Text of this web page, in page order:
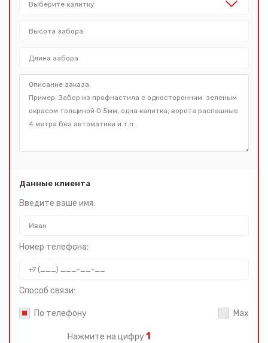
Данные клиента
Введите ваше имя:
Номер телефона:
Способ связи:
По телефону Max
Нажмите на цифру 1